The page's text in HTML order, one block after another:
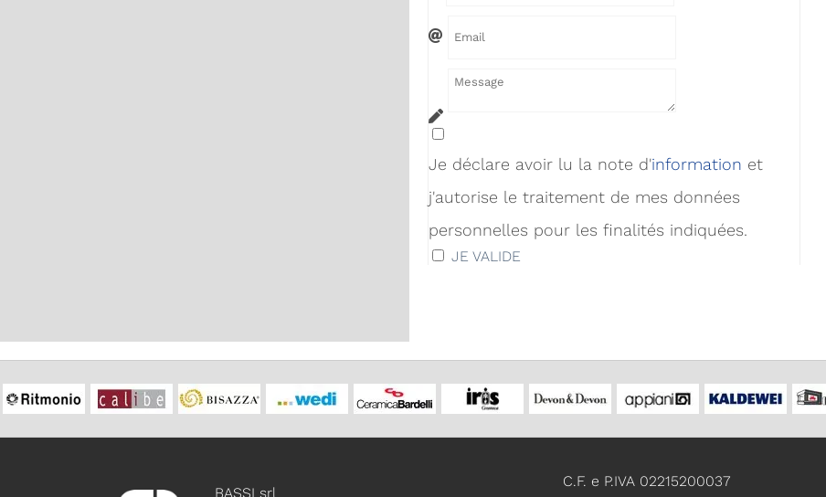
Je déclare avoir lu la note d'information et
j'autorise le traitement de mes données
personnelles pour les finalités indiquées.
JE VALIDE
BASSI srl
C.F. e P.IVA 02215200037